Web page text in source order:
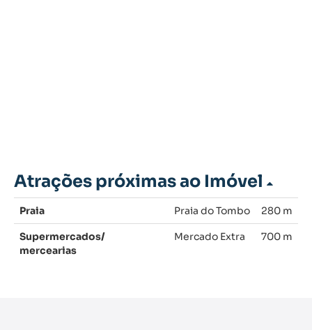
Atrações próximas ao Imóvel
Praia Praia do Tombo 280 m
Supermercados/
mercearias
Mercado Extra 700 m